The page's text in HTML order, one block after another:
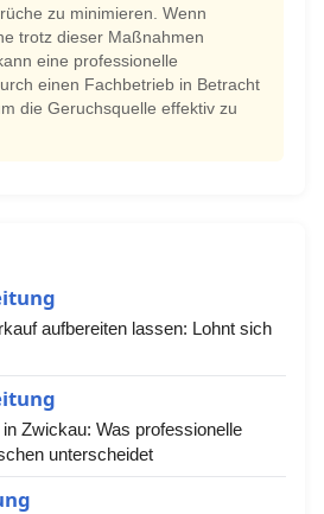
zu minimieren. Wenn
trotz dieser Maßnahmen
eine professionelle
einen Fachbetrieb in Betracht
die Geruchsquelle effektiv zu
aufbereiten lassen: Lohnt sich
Zwickau: Was professionelle
unterscheidet